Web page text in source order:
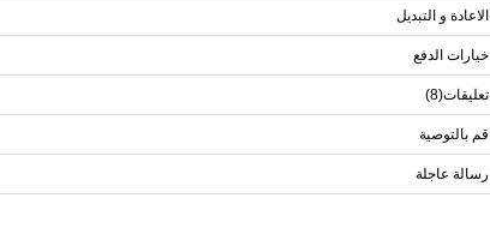
46
108
الاعادة و التبديل
خيارات الدفع
تعليقات(8)
قم بالتوصية
رسالة عاجلة